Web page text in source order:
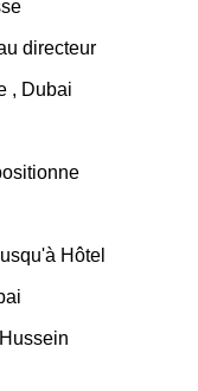
directeur
, Dubai
Hôtel